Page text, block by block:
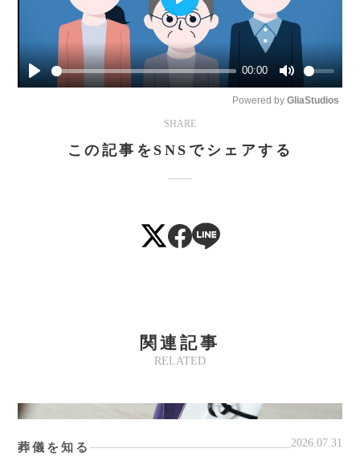
Play
00:00
Mute
Play
Powered by GliaStudios
SHARE
この記事をSNSでシェアする
RELATED
関連記事
葬儀を知る 2026.07.31